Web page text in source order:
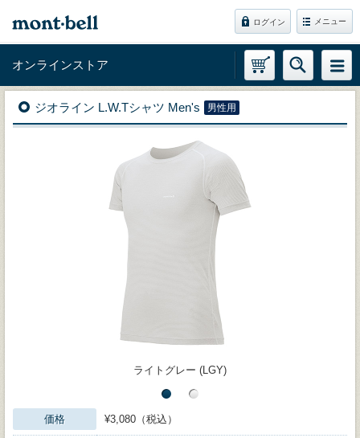
ログイン メニュー
オンラインストア
ジオライン L.W.Tシャツ Men's 男性用
ライトグレー (LGY)
価格 ¥3,080（税込）